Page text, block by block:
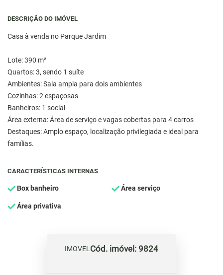
DESCRIÇÃO DO IMÓVEL
Casa à venda no Parque Jardim
Lote: 390 m²
Quartos: 3, sendo 1 suíte
Ambientes: Sala ampla para dois ambientes
Cozinhas: 2 espaçosas
Banheiros: 1 social
Área externa: Área de serviço e vagas cobertas para 4 carros
Destaques: Amplo espaço, localização privilegiada e ideal para
famílias.
CARACTERÍSTICAS INTERNAS
Box banheiro Área serviço
Área privativa
IMOVELCód. imóvel: 9824